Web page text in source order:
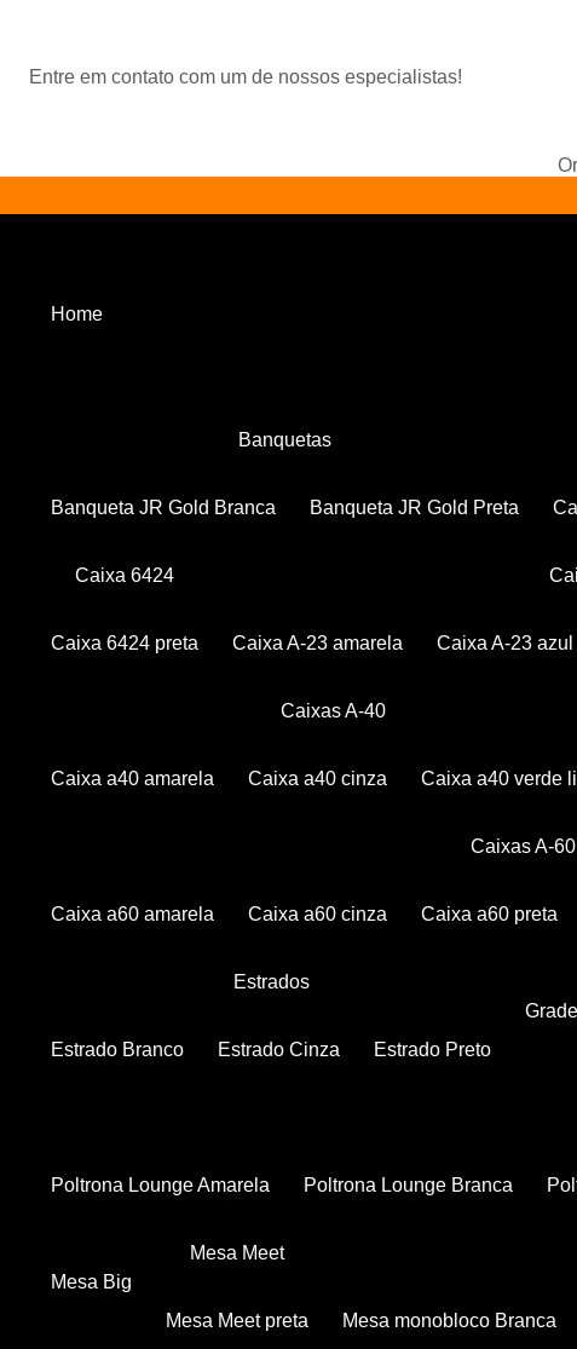
Entre em contato com um de nossos especialistas!
Home
Banquetas
Banqueta JR Gold Branca Banqueta JR Gold Preta
Caixa 6424
Caixa 6424 preta Caixa A-23 amarela Caixa A-23 azul
Caixas A-40
Caixa a40 amarela Caixa a40 cinza Caixa a40 verde
Caixas A-60
Caixa a60 amarela Caixa a60 cinza Caixa a60 preta
Estrados
Estrado Branco Estrado Cinza Estrado Preto
Poltrona Lounge Amarela Poltrona Lounge Branca
Mesa Big
Mesa Meet
Mesa Meet preta Mesa monobloco Branca